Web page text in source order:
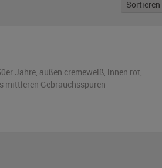
Jahre, außen cremeweiß, innen rot,
mittleren Gebrauchsspuren